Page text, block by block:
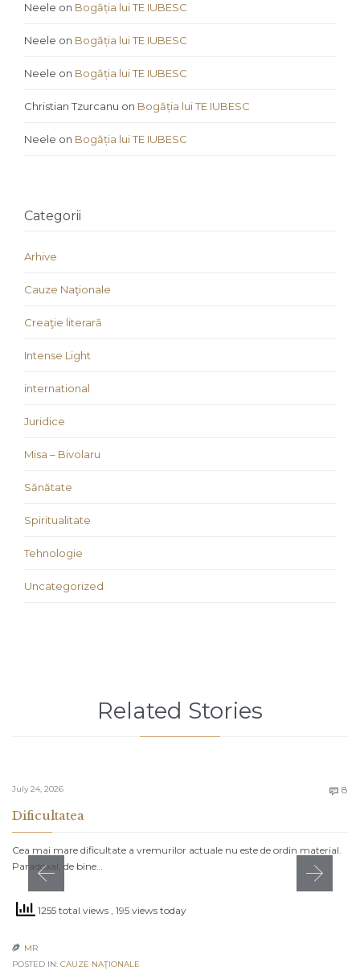
Neele on Bogăția lui TE IUBESC
Neele on Bogăția lui TE IUBESC
Neele on Bogăția lui TE IUBESC
Christian Tzurcanu on Bogăția lui TE IUBESC
Neele on Bogăția lui TE IUBESC
Categorii
Arhive
Cauze Naţionale
Creaţie literară
Intense Light
international
Juridice
Misa – Bivolaru
Sănătate
Spiritualitate
Tehnologie
Uncategorized
Related Stories
July 24, 2026  8
Dificultatea
Cea mai mare dificultate a vremurilor actuale nu este de ordin material.
Paradoxal, de bine…
1255 total views , 195 views today
 MR
POSTED IN: CAUZE NAŢIONALE